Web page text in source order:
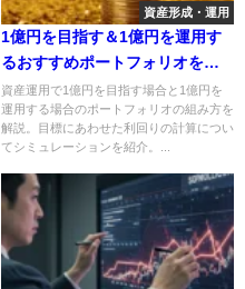
資産形成・運用
1億円を目指す＆1億円を運用す
るおすすめポートフォリオを解
説
資産運用で1億円を目指す場合と1億円を
運用する場合のポートフォリオの組み方を
解説。目標にあわせた利回りの計算につい
てシミュレーションを紹介。...